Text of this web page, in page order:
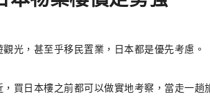
光，甚至乎移民置業，日本都是優先考慮。
買日本樓之前都可以做實地考察，當走一